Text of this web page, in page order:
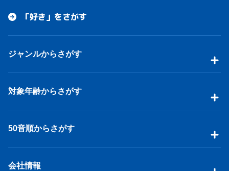
「好き」をさがす
ジャンルからさがす
対象年齢からさがす
50音順からさがす
会社情報